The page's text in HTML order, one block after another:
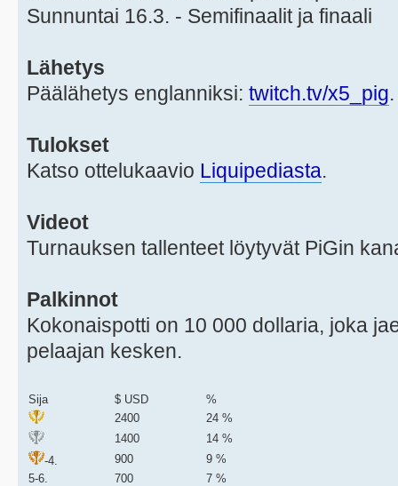
Sunnuntai 16.3. - Semifinaalit ja finaali
Lähetys
Päälähetys englanniksi: twitch.tv/x5_pig.
Tulokset
Katso ottelukaavio Liquipediasta.
Videot
Turnauksen tallenteet löytyvät PiGin
Palkinnot
Kokonaispotti on 10 000 dollaria, joka
pelaajan kesken.
Sija $ USD
%
2400
24 %
1400
14 %
-4.
900
9 %
5-6.
700
7 %